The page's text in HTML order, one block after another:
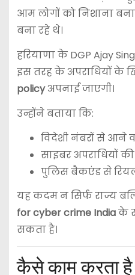
आम लोगों को निशाना
बना रहे थे।
हरियाणा के DGP Ajay
इस तरह के अपराधियों के
policyअपनाई जाएगी।
उन्होंने बताया कि:
विदेशी नंबरों से आने
साइबर अपराधियों
पुलिस बैकएंड से
यह कदम न सिर्फ राज्य
for cyber crime Indiaके
सकता है।
कैसे काम करता